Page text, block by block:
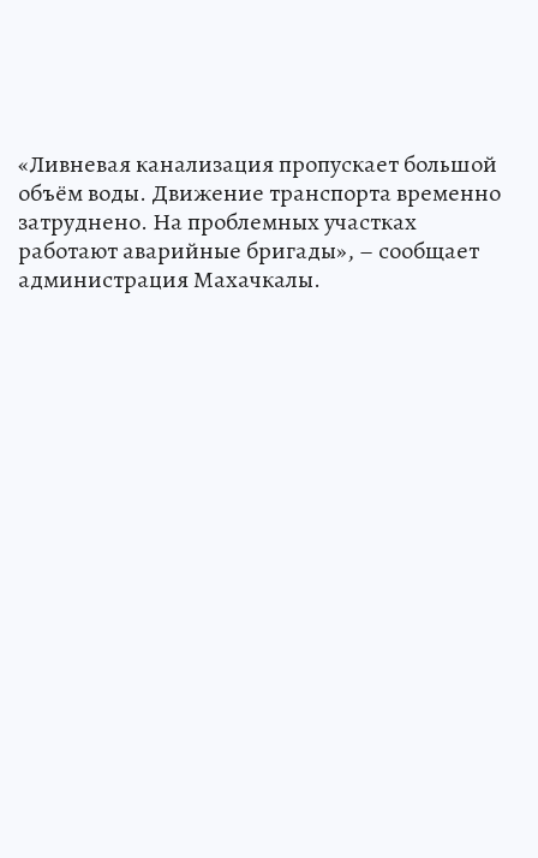
«Ливневая канализация пропускает большой
объём воды. Движение транспорта временно
затруднено. На проблемных участках
работают аварийные бригады», – сообщает
администрация Махачкалы.